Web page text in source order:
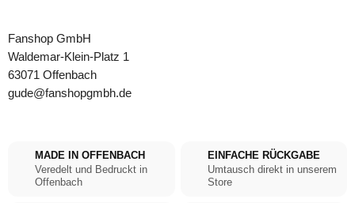
Fanshop GmbH
Waldemar-Klein-Platz 1
63071 Offenbach
gude@fanshopgmbh.de
MADE IN OFFENBACH
Veredelt und Bedruckt in
Offenbach
EINFACHE RÜCKGABE
Umtausch direkt in unserem
Store